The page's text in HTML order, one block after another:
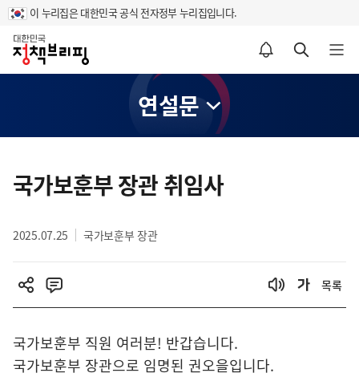
이 누리집은 대한민국 공식 전자정부 누리집입니다.
홈
알림설정 바로가기 검색 바로가기 메뉴 열기
연설문
텐
츠
역
국가보훈부 장관 취임사
2025.07.25 국가보훈부 장관
목록
국가보훈부 직원 여러분! 반갑습니다.
국가보훈부 장관으로 임명된 권오을입니다.